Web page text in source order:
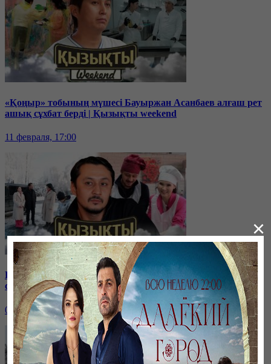
«Қоңыр» тобының мүшесі Бауыржан Асанбаев алғаш рет
ашық сұхбат берді | Қызықты weekend
11 февраля, 17:00
Рүстем мен Жанаргүл Жаныамановтар: Бір-біріңізді
сынақсыз жақсы көріңіз | Қызықты weekend
04 февраля, 17:00
×